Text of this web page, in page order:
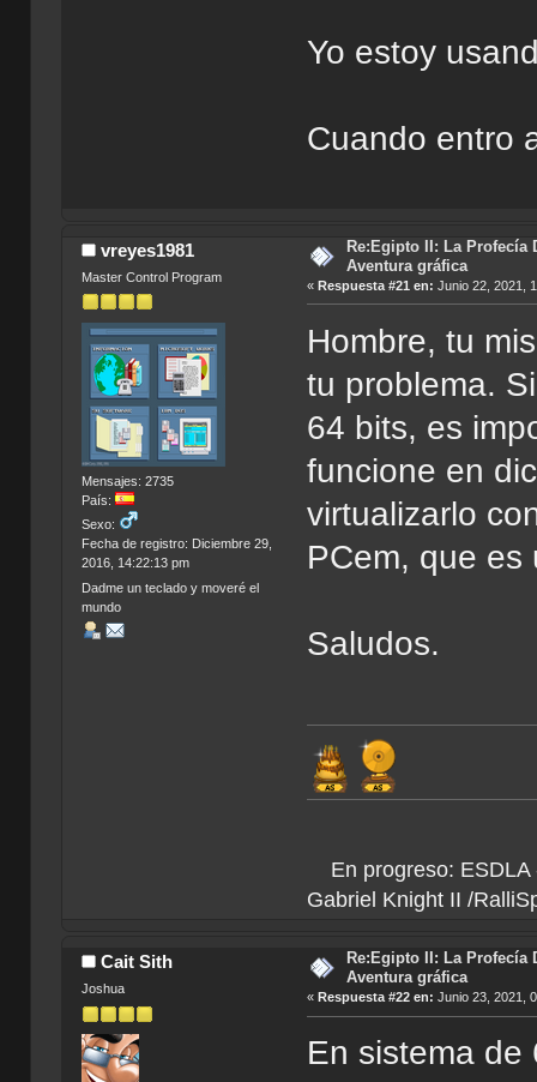
Yo estoy
Cuando entro
vreyes1981
Master Control Program
Mensajes: 2735
País:
Sexo:
Fecha de registro: Diciembre 29,
2016, 14:22:13 pm
Dadme un teclado y moveré el
mundo
Re:Egipto II: La Profecía
Aventura gráfica
«Respuesta #21 en: Junio 22, 2021,
Hombre, tu
tu problema.
64 bits, es
funcione en
virtualizarlo
PCem, que es
Saludos.
En progreso: ESDLA
Gabriel Knight II /
Cait Sith
Joshua
Re:Egipto II: La Profecía
Aventura gráfica
«Respuesta #22 en: Junio 23, 2021,
En sistema de